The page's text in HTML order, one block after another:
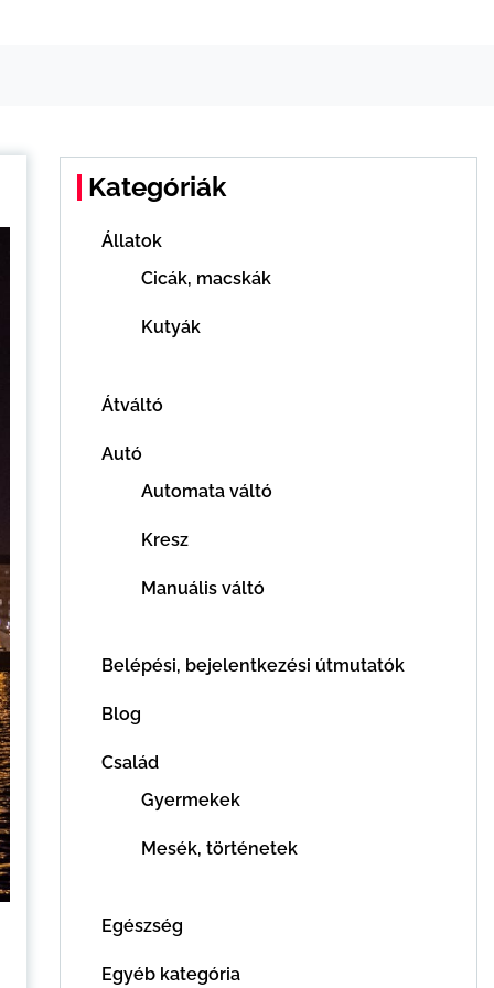
Kategóriák
Állatok
Cicák, macskák
Kutyák
Átváltó
Autó
Automata váltó
Kresz
Manuális váltó
Belépési, bejelentkezési útmutatók
Blog
Család
Gyermekek
Mesék, történetek
Egészség
Egyéb kategória